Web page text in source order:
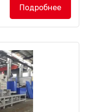
Подробнее